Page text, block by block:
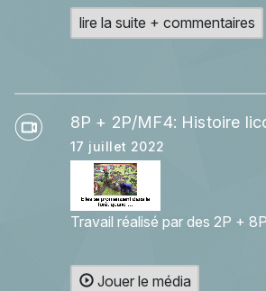
lire la suite + commentaires
8P + 2P/MF4: Histoire
17 juillet 2022
Travail réalisé par des 2P +
Jouer le média